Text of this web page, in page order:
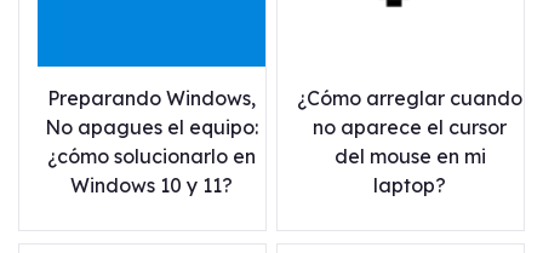
Preparando Windows,
No apagues el equipo:
¿cómo solucionarlo en
Windows 10 y 11?
¿Cómo arreglar cuando
no aparece el cursor
del mouse en mi
laptop?